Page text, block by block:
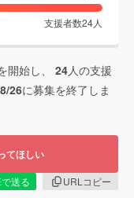
支援者数24人
開始し、 24人の支援
26に募集を終了しま
てほしい
送る
URLコピー